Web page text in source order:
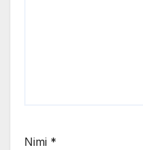
Nimi *